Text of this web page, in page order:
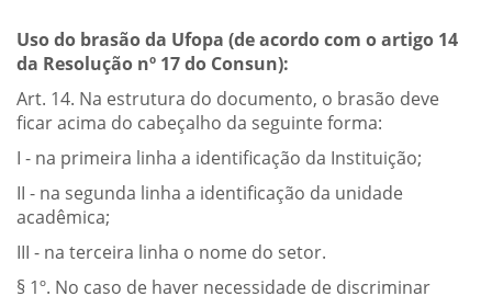
Uso do brasão da Ufopa (de acordo com o artigo 14
da Resolução nº 17 do Consun):
Art. 14. Na estrutura do documento, o brasão deve
ficar acima do cabeçalho da seguinte forma:
I - na primeira linha a identificação da Instituição;
II - na segunda linha a identificação da unidade
acadêmica;
III - na terceira linha o nome do setor.
§ 1º. No caso de haver necessidade de discriminar